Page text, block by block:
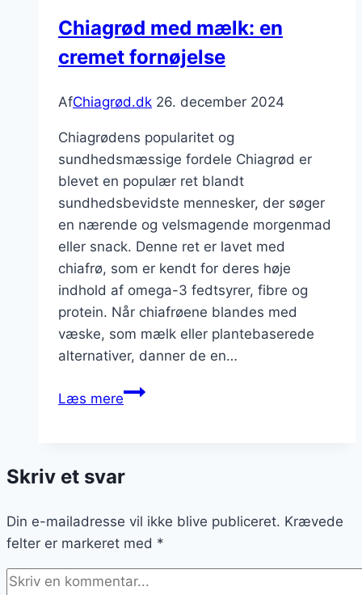
Chiagrød med mælk: en
cremet fornøjelse
AfChiagrød.dk 26. december 2024
Chiagrødens popularitet og
sundhedsmæssige fordele Chiagrød er
blevet en populær ret blandt
sundhedsbevidste mennesker, der søger
en nærende og velsmagende morgenmad
eller snack. Denne ret er lavet med
chiafrø, som er kendt for deres høje
indhold af omega-3 fedtsyrer, fibre og
protein. Når chiafrøene blandes med
væske, som mælk eller plantebaserede
alternativer, danner de en…
Læs mereChiagrød
cremet
Skriv et svar
Din e-mailadresse vil ikke blive publiceret. Krævede
felter er markeret med *